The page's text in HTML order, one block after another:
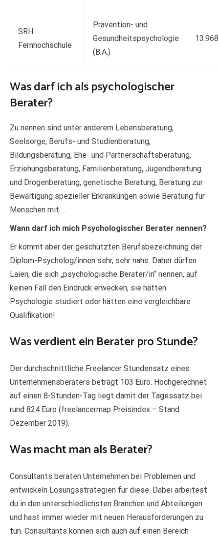
SRH
Fernhochschule
Prävention- und
Gesundheitspsychologie
(B.A.)
Was darf ich als psychologischer
Berater?
Zu nennen sind unter anderem Lebensberatung,
Seelsorge, Berufs- und Studienberatung,
Bildungsberatung, Ehe- und Partnerschaftsberatung,
Erziehungsberatung, Familienberatung, Jugendberatung
und Drogenberatung, genetische Beratung, Beratung zur
Bewältigung spezieller Erkrankungen sowie Beratung für
Menschen mit …
Wann darf ich mich Psychologischer Berater nennen?
Er kommt aber der geschützten Berufsbezeichnung der
Diplom-Psycholog/innen sehr, sehr nahe. Daher dürfen
Laien, die sich „psychologische Berater/in“ nennen, auf
keinen Fall den Eindruck erwecken, sie hätten
Psychologie studiert oder hätten eine vergleichbare
Qualifikation!
Was verdient ein Berater pro Stunde?
Der durchschnittliche Freelancer Stundensatz eines
Unternehmensberaters beträgt 103 Euro. Hochgerechnet
auf einen 8-Stunden-Tag liegt damit der Tagessatz bei
rund 824 Euro (freelancermap Preisindex – Stand
Dezember 2019).
Was macht man als Berater?
Consultants beraten Unternehmen bei Problemen und
entwickeln Lösungsstrategien für diese. Dabei arbeitest
du in den unterschiedlichsten Branchen und Abteilungen
und hast immer wieder mit neuen Herausforderungen zu
tun. Consultants können sich auch auf einen Bereich